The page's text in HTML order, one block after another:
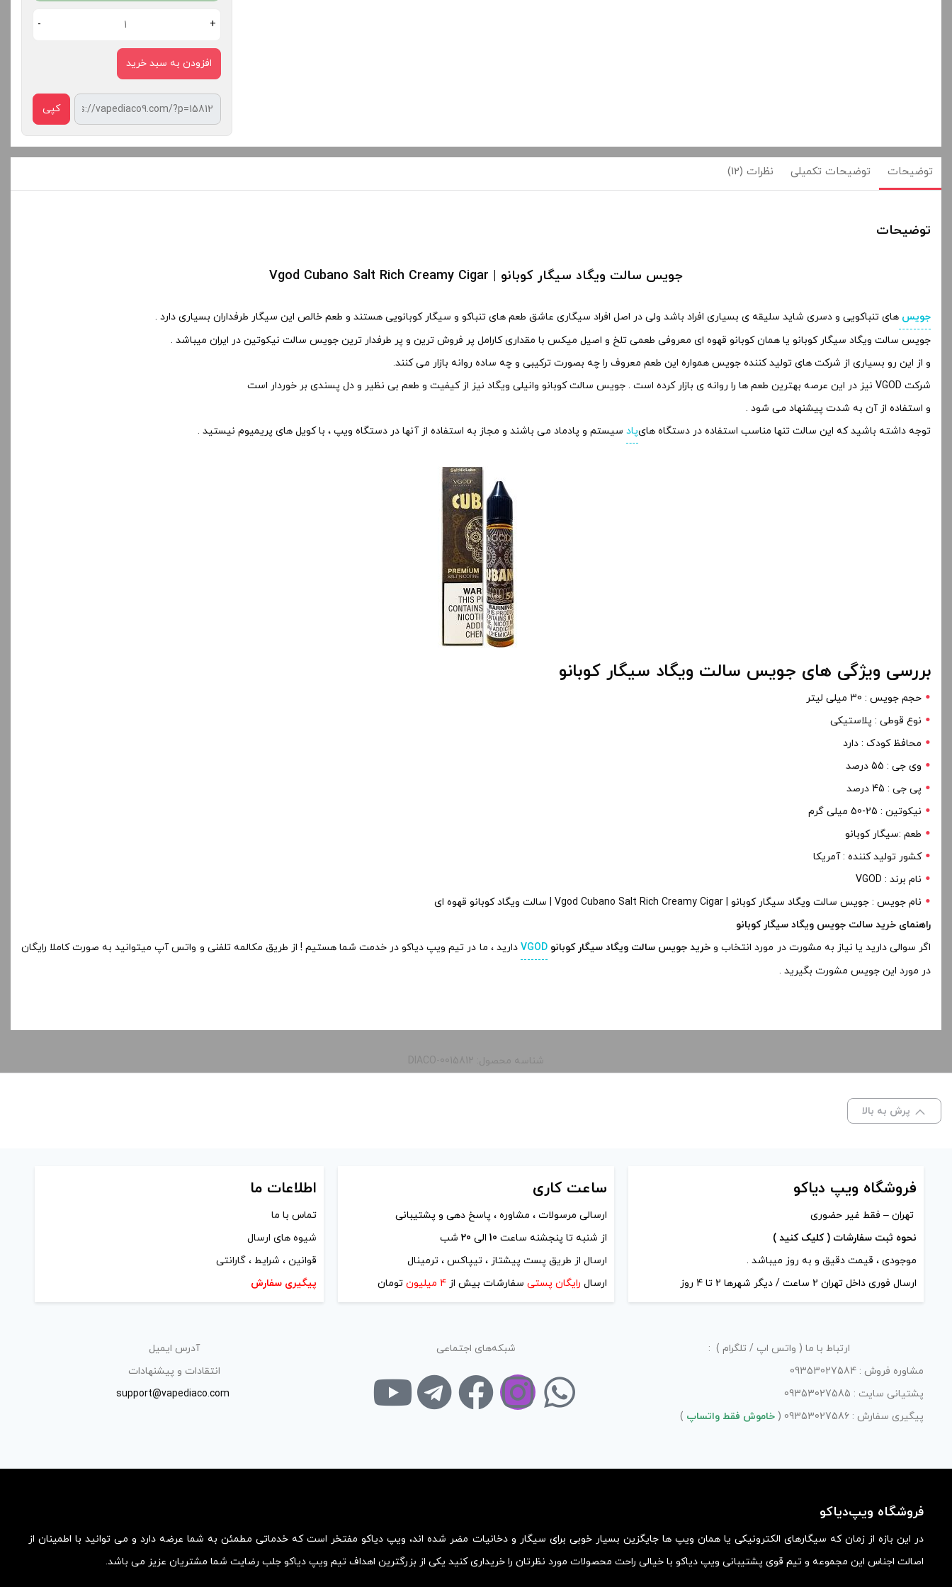
- +
افزودن به سبد خرید
کپی
توضیحات توضیحات تکمیلی نظرات (12)
توضیحات
جویس سالت ویگاد سیگار کوبانو | Vgod Cubano Salt Rich Creamy Cigar
جویس های تنباکویی و دسری شاید سلیقه ی بسیاری افراد باشد ولی در اصل افراد سیگاری عاشق طعم های تنباکو و سیگار کوبانویی هستند و طعم خالص این سیگار طرفداران بسیاری دارد .
جویس سالت ویگاد سیگار کوبانو یا همان کوبانو قهوه ای معروفی طعمی تلخ و اصیل میکس با مقداری کارامل پر فروش ترین و پر طرفدار ترین جویس سالت نیکوتین در ایران میباشد .
و از این رو بسیاری از شرکت های تولید کننده جویس همواره این طعم معروف را چه بصورت ترکیبی و چه ساده روانه بازار می کنند.
شرکت VGOD نیز در این عرصه بهترین طعم ها را روانه ی بازار کرده است . جویس سالت کوبانو وانیلی ویگاد نیز از کیفیت و طعم بی نظیر و دل پسندی بر خوردار است
و استفاده از آن به شدت پیشنهاد می شود .
توجه داشته باشید که این سالت تنها مناسب استفاده در دستگاه هایپاد سیستم و پادماد می باشند و مجاز به استفاده از آنها در دستگاه ویپ ، با کویل های پریمیوم نیستید .
بررسی ویژگی های جویس سالت ویگاد سیگار کوبانو
حجم جویس : 30 میلی لیتر
نوع قوطی : پلاستیکی
محافظ کودک : دارد
وی جی : 55 درصد
پی جی : 45 درصد
نیکوتین : 25-50 میلی گرم
طعم :سیگار کوبانو
کشور تولید کننده : آمریکا
نام برند : VGOD
نام جویس : جویس سالت ویگاد سیگار کوبانو | Vgod Cubano Salt Rich Creamy Cigar | سالت ویگاد کوبانو قهوه ای
راهنمای خرید سالت جویس ویگاد سیگار کوبانو
اگر سوالی دارید یا نیاز به مشورت در مورد انتخاب و خرید جویس سالت ویگاد سیگار کوبانوVGOD دارید ، ما در تیم ویپ دیاکو در خدمت شما هستیم ! از طریق مکالمه تلفنی و واتس آپ میتوانید به صورت کاملا رایگان
در مورد این جویس مشورت بگیرید .
شناسه محصول: DIACO-0015812
پرش به بالا
فروشگاه ویپ دیاکو
تهران – فقط غیر حضوری
نحوه ثبت سفارشات ( کلیک کنید )
موجودی ، قیمت دقیق و به روز میباشد .
ارسال فوری داخل تهران 2 ساعت / دیگر شهرها 2 تا 4 روز
ساعت کاری
ارسالی مرسولات ، مشاوره ، پاسخ دهی و پشتیبانی
از شنبه تا پنجشنه ساعت 10الی 20شب
ارسال از طریق پست پیشتاز ، تیپاکس ، ترمینال
ارسال رایگان پستی سفارشات بیش از 4 میلیون تومان
اطلاعات ما
تماس با ما
شیوه های ارسال
قوانین ، شرایط ، گارانتی
پیگیری سفارش
ارتباط با ما ( واتس اپ / تلگرام ) :
مشاوره فروش : 09353027584
پشتیانی سایت : 09353027585
پیگیری سفارش : 09353027586 (
خاموش فقط واتساپ )
شبکه‌های اجتماعی
آدرس ایمیل
انتقادات و پیشنهادات
support@vapediaco.com
فروشگاه ویپ‌دیاکو
در این بازه از زمان که سیگارهای الکترونیکی یا همان ویپ ها جایگزین بسیار خوبی برای سیگار و دخانیات مضر شده اند، ویپ دیاکو مفتخر است که خدماتی مطمئن به شما عرضه دارد و می توانید با اطمینان از
اصالت اجناس این مجموعه و تیم قوی پشتیبانی ویپ دیاکو با خیالی راحت محصولات مورد نظرتان را خریداری کنید یکی از بزرگترین اهداف تیم ویپ دیاکو جلب رضایت شما مشتریان عزیز می باشد.